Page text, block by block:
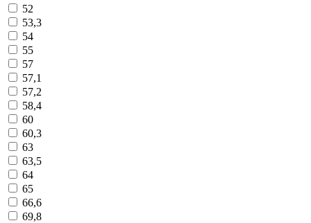
52
53,3
54
55
57
57,1
57,2
58,4
60
60,3
63
63,5
64
65
66,6
69,8